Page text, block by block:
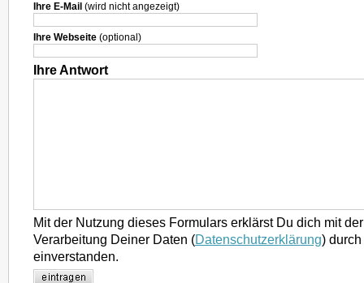
Ihre E-Mail (wird nicht angezeigt)
Ihre Webseite (optional)
Ihre Antwort
Mit der Nutzung dieses Formulars erklärst Du dich mit
Verarbeitung Deiner Daten (Datenschutzerklärung)
einverstanden.